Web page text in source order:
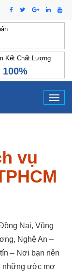
Kết Chất Lượng
100%
vụ
Nai, Vũng
Nghệ An –
– Nơi bạn nên
những ước mơ